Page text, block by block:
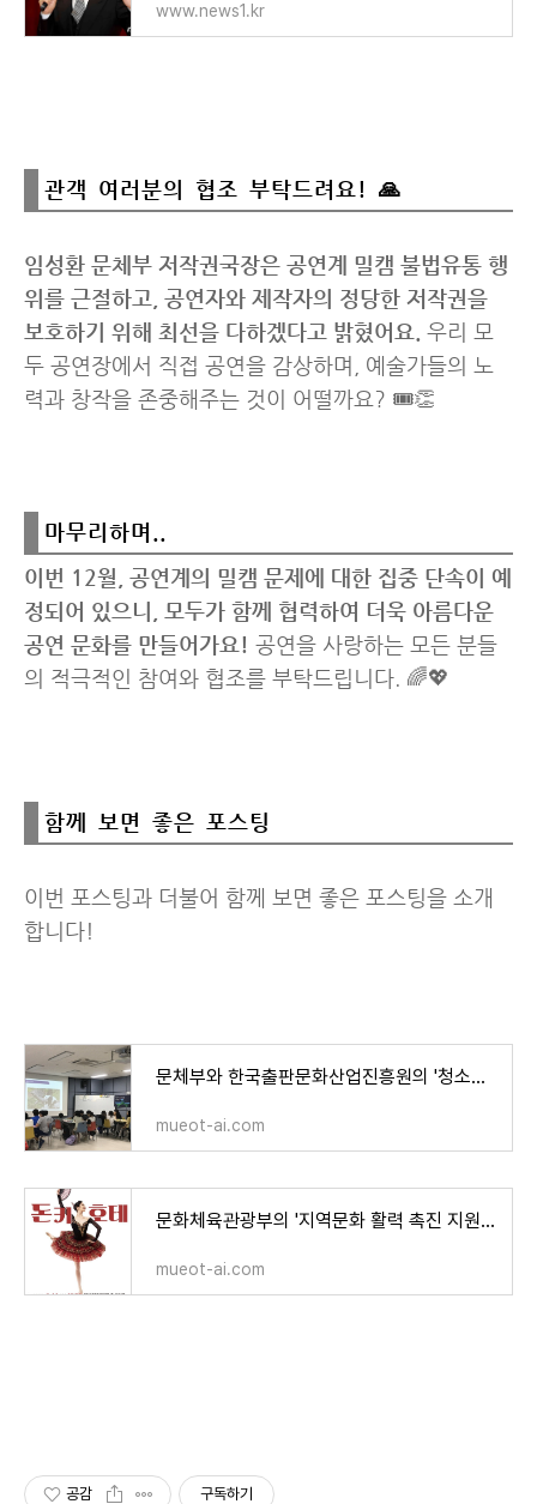
www.news1.kr
관객 여러분의 협조 부탁드려요! 🙏
임성환 문체부 저작권국장은 공연계 밀캠 불법유통 행
위를 근절하고, 공연자와 제작자의 정당한 저작권을
보호하기 위해 최선을 다하겠다고 밝혔어요. 우리 모
두 공연장에서 직접 공연을 감상하며, 예술가들의 노
력과 창작을 존중해주는 것이 어떨까요? 🎟️👏
마무리하며..
이번 12월, 공연계의 밀캠 문제에 대한 집중 단속이 예
정되어 있으니, 모두가 함께 협력하여 더욱 아름다운
공연 문화를 만들어가요! 공연을 사랑하는 모든 분들
의 적극적인 참여와 협조를 부탁드립니다. 🌈💖
함께 보면 좋은 포스팅
이번 포스팅과 더불어 함께 보면 좋은 포스팅을 소개
합니다!
문체부와 한국출판문화산업진흥원의 '청소년 인문교실' 이야기
mueot-ai.com
문화체육관광부의 '지역문화 활력 촉진 지원 사업' 대성공
mueot-ai.com
공감 구독하기